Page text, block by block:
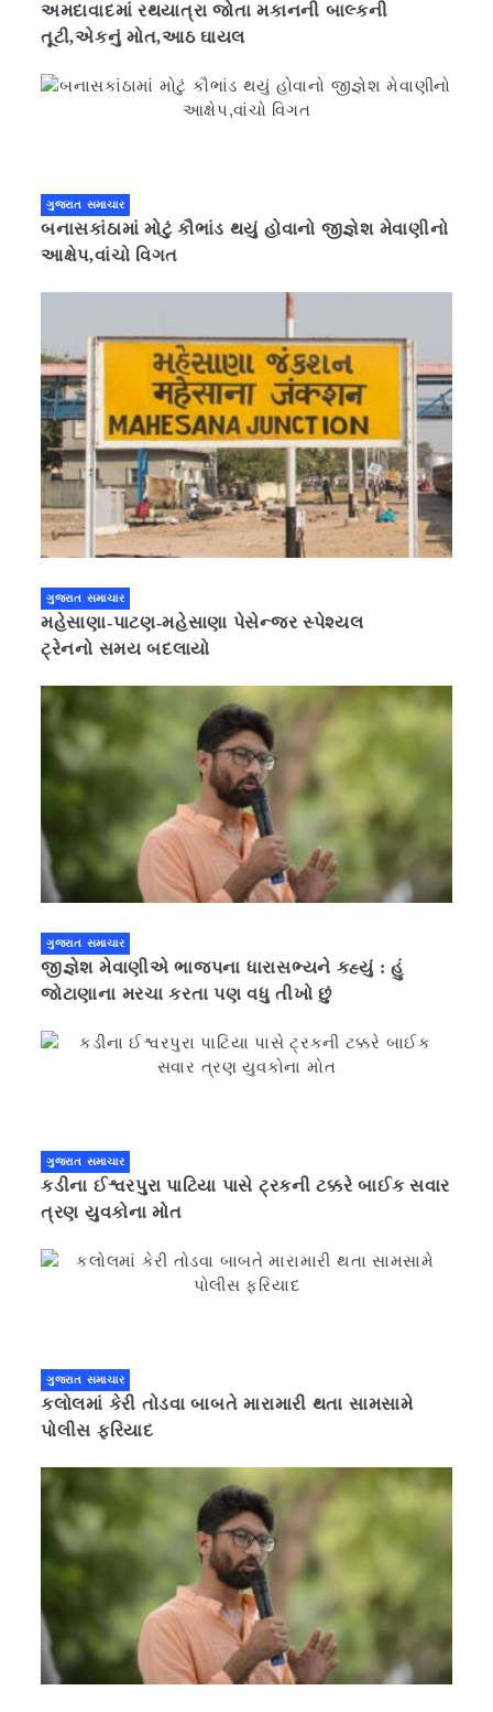
અમદાવાદમાં રથયાત્રા જોતા મકાનની બાલ્કની
તૂટી,એકનું મોત,આઠ ઘાયલ
ગુજરાત સમાચાર
બનાસકાંઠામાં મોટું કૌભાંડ થયું હોવાનો જીજ્ઞેશ મેવાણીનો
આક્ષેપ,વાંચો વિગત
ગુજરાત સમાચાર
મહેસાણા-પાટણ-મહેસાણા પેસેન્જર સ્પેશ્યલ
ટ્રેનનો સમય બદલાયો
ગુજરાત સમાચાર
જીજ્ઞેશ મેવાણીએ ભાજપના ધારાસભ્યને કહ્યું : હું
જોટાણાના મરચા કરતા પણ વધુ તીખો છું
ગુજરાત સમાચાર
કડીના ઈશ્વરપુરા પાટિયા પાસે ટ્રકની ટક્કરે બાઈક સવાર
ત્રણ યુવકોના મોત
ગુજરાત સમાચાર
કલોલમાં કેરી તોડવા બાબતે મારામારી થતા સામસામે
પોલીસ ફરિયાદ